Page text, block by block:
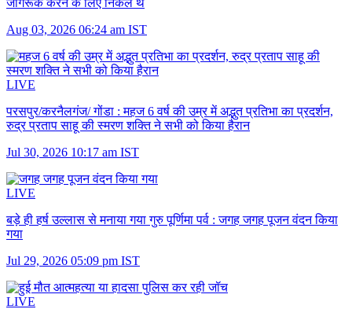
Aug 03, 2026 06:24 am IST
LIVE
परसपुर/करनैलगंज/ गोंडा : महज 6 वर्ष की उम्र में अद्भुत प्रतिभा का प्रदर्शन,
रुद्र प्रताप साहू की स्मरण शक्ति ने सभी को किया हैरान
Jul 30, 2026 10:17 am IST
LIVE
बड़े ही हर्ष उल्लास से मनाया गया गुरु पूर्णिमा पर्व : जगह जगह पूजन वंदन किया
गया
Jul 29, 2026 05:09 pm IST
LIVE